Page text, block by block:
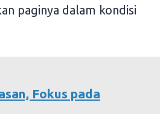
paginya dalam kondisi
Fokus pada